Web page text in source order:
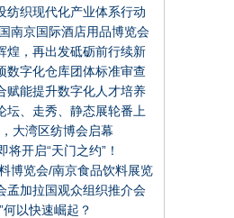
纺织现代化产业体系行动
点行动！
南京国际酒店用品博览会
煌，再出发砥砺前行续新
成立70周年纪念大会召开
数字化仓库团体标准审查
赋能提升数字化人才培养
坛、走秀、静态展轮番上
大湾区纺博会启幕
开启“天门之约”！
装电商时尚主播大赛半决
博览会/南京食品饮料展览
孟加拉国观众组织推介会
何以快速崛起？